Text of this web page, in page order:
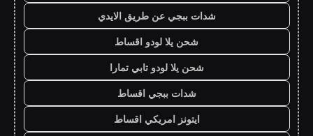
شدات ببجي عن طريق الايدي
شحن يلا لودو اقساط
شحن يلا لودو تابي تمارا
شدات ببجي اقساط
ايتونز امريكي اقساط